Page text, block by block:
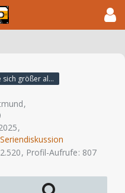
...wähnte sich größer als die Götter.
2.520 Profil-Aufrufe 807